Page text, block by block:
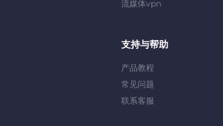
流媒体vpn
支持与帮助
产品教程
常见问题
联系客服